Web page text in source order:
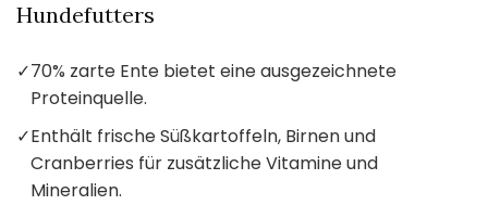
Hundefutters
✓70% zarte Ente bietet eine ausgezeichnete
Proteinquelle.
✓Enthält frische Süßkartoffeln, Birnen und
Cranberries für zusätzliche Vitamine und
Mineralien.